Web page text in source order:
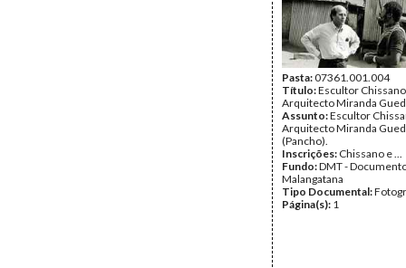
Pasta:07361.001.004
Título:Escultor
Arquitecto Miranda
Assunto:Escultor
Arquitecto Miranda
(Pancho).
Inscrições: Chissano e ...
Fundo:DMT -
Malangatana
Tipo Documental:
Página(s): 1